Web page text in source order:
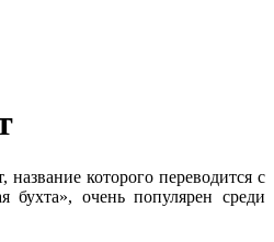
которого переводится с
бухта», очень популярен среди